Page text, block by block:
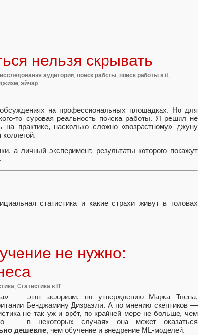
нельзя скрывать
исследования аудитории, поиск работы, поиск работы в it,
, эйчар
на профессиональных площадках. Но для
то суровая реальность поиска работы. Я решил не
на практике, насколько сложно «возрастному» джуну
а личный эксперимент, результаты которого покажут
статистика и какие страхи живут в головах
не нужно:
Статистика в IT
— этот афоризм, по утверждению Марка Твена,
Бенджамину Дизраэли. А по мнению скептиков —
не так уж и врёт, по крайней мере не больше, чем
— в некоторых случаях она может оказаться
дешевле, чем обучение и внедрение ML‑моделей.